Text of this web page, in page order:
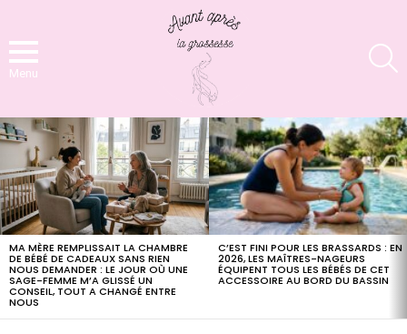
Menu
LATEST
STORIES
MA MÈRE REMPLISSAIT LA CHAMBRE
DE BÉBÉ DE CADEAUX SANS RIEN
NOUS DEMANDER : LE JOUR OÙ UNE
SAGE-FEMME M’A GLISSÉ UN
CONSEIL, TOUT A CHANGÉ ENTRE
NOUS
C’EST FINI POUR LES BRASSARDS : EN
2026, LES MAÎTRES-NAGEURS
ÉQUIPENT TOUS LES BÉBÉS DE CET
ACCESSOIRE AU BORD DU BASSIN